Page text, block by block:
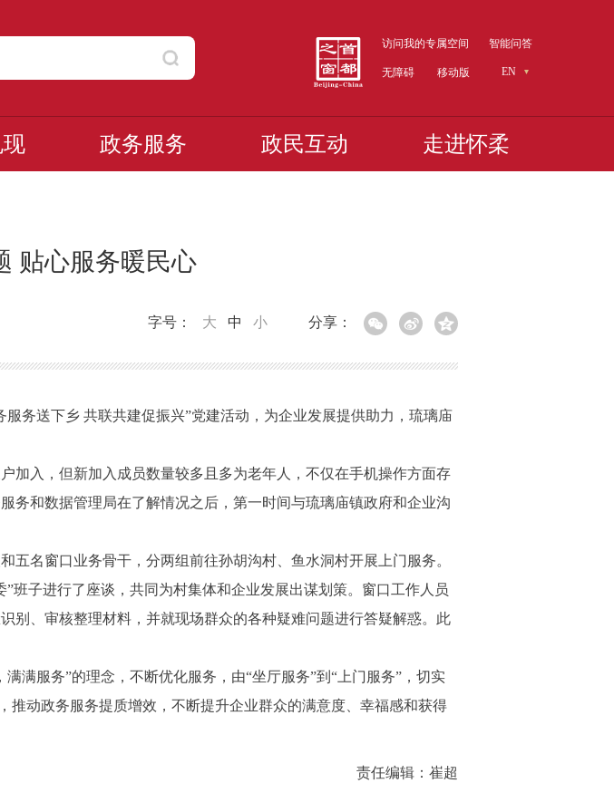
访问我的专属空间 智能问答
无障碍 移动版 EN
政务服务 政民互动 走进怀柔
贴心服务暖民心
分享：
字号： 大 中 小
服务送下乡 共联共建促振兴”党建活动，为企业发展提供助力，琉璃庙
加入，但新加入成员数量较多且多为老年人，不仅在手机操作方面存
服务和数据管理局在了解情况之后，第一时间与琉璃庙镇政府和企业沟
五名窗口业务骨干，分两组前往孙胡沟村、鱼水洞村开展上门服务。
”班子进行了座谈，共同为村集体和企业发展出谋划策。窗口工作人员
别、审核整理材料，并就现场群众的各种疑难问题进行答疑解惑。此
满满服务”的理念，不断优化服务，由“坐厅服务”到“上门服务”，切实
推动政务服务提质增效，不断提升企业群众的满意度、幸福感和获得
责任编辑：崔超